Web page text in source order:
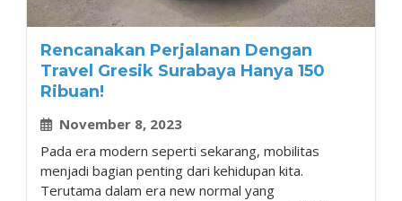
Rencanakan Perjalanan Dengan
Travel Gresik Surabaya Hanya 150
Ribuan!
November 8, 2023
Pada era modern seperti sekarang, mobilitas
menjadi bagian penting dari kehidupan kita.
Terutama dalam era new normal yang